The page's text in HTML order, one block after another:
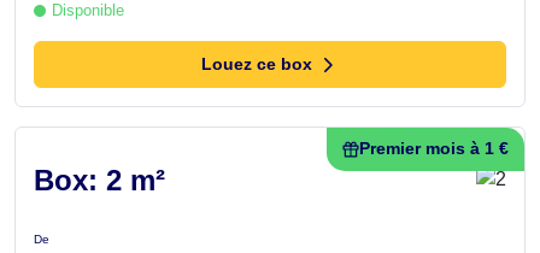
Disponible
Louez ce box
Premier mois à 1 €
Box: 2 m²
De